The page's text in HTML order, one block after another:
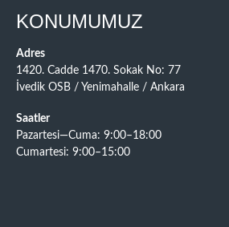
KONUMUMUZ
Adres
1420. Cadde 1470. Sokak No: 77
İvedik OSB / Yenimahalle / Ankara
Saatler
Pazartesi—Cuma: 9:00–18:00
Cumartesi: 9:00–15:00